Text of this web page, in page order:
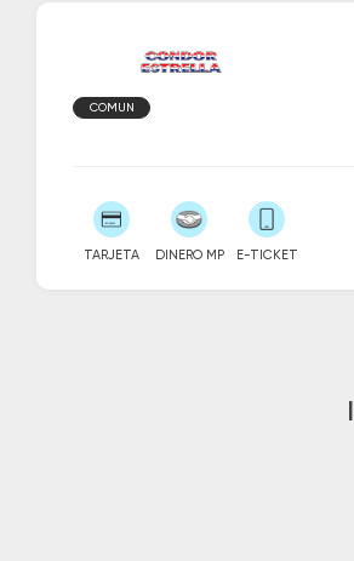
COMUN
TARJETA DINERO MP E-TICKET